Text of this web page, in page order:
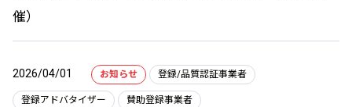
催）
2026/04/01 お知らせ 登録/品質認証事業者
登録アドバタイザー 賛助登録事業者